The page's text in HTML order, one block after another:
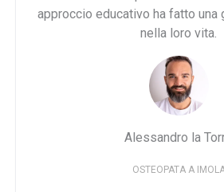
approccio educativo ha fatto una
nella loro vita.
Alessandro la
OSTEOPATA A